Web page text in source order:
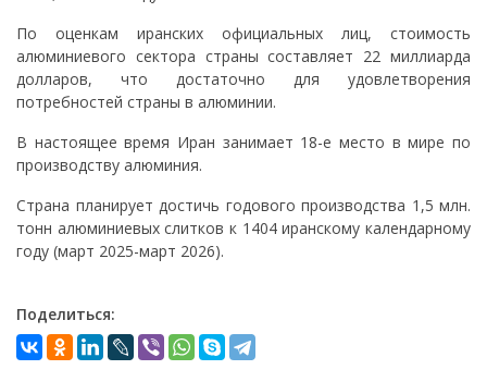
По оценкам иранских официальных лиц, стоимость
алюминиевого сектора страны составляет 22 миллиарда
долларов, что достаточно для удовлетворения
потребностей страны в алюминии.
В настоящее время Иран занимает 18-е место в мире по
производству алюминия.
Страна планирует достичь годового производства 1,5 млн.
тонн алюминиевых слитков к 1404 иранскому календарному
году (март 2025-март 2026).
Поделиться: